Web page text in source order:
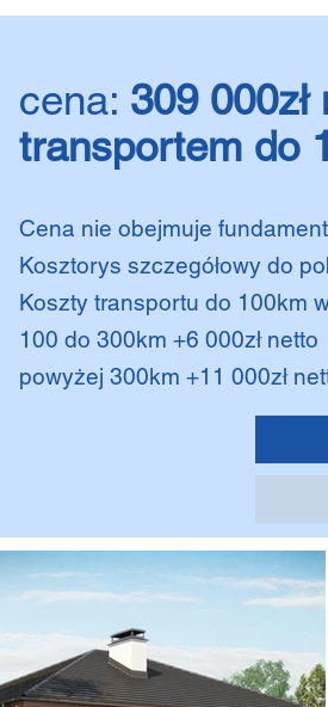
cena: 309
transportem do
Cena nie obejmuje
Kosztorys szczegółowy do
Koszty transportu do 100km
100 do 300km +6 000zł netto
powyżej 300km +11 000zł